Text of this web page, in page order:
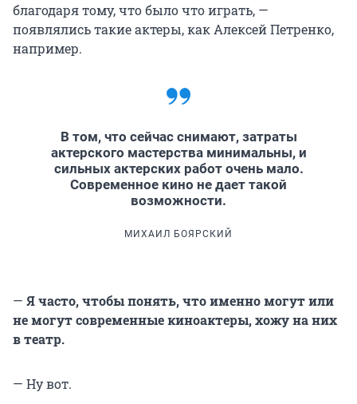
благодаря тому, что было что играть, —
появлялись такие актеры, как Алексей Петренко,
например.
В том, что сейчас снимают, затраты
актерского мастерства минимальны, и
сильных актерских работ очень мало.
Современное кино не дает такой
возможности.
МИХАИЛ БОЯРСКИЙ
— Я часто, чтобы понять, что именно могут или
не могут современные киноактеры, хожу на них
в театр.
— Ну вот.